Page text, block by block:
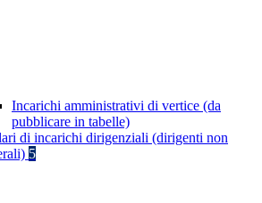
Incarichi amministrativi di vertice (da
pubblicare in tabelle)
di incarichi dirigenziali (dirigenti non
5